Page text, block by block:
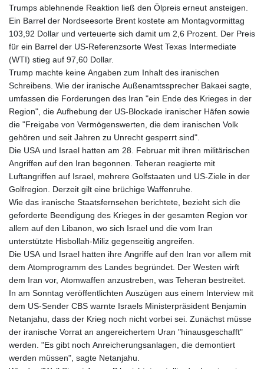
Trumps ablehnende Reaktion ließ den Ölpreis erneut ansteigen.
Ein Barrel der Nordseesorte Brent kostete am Montagvormittag
103,92 Dollar und verteuerte sich damit um 2,6 Prozent. Der Preis
für ein Barrel der US-Referenzsorte West Texas Intermediate
(WTI) stieg auf 97,60 Dollar.
Trump machte keine Angaben zum Inhalt des iranischen
Schreibens. Wie der iranische Außenamtssprecher Bakaei sagte,
umfassen die Forderungen des Iran "ein Ende des Krieges in der
Region", die Aufhebung der US-Blockade iranischer Häfen sowie
die "Freigabe von Vermögenswerten, die dem iranischen Volk
gehören und seit Jahren zu Unrecht gesperrt sind".
Die USA und Israel hatten am 28. Februar mit ihren militärischen
Angriffen auf den Iran begonnen. Teheran reagierte mit
Luftangriffen auf Israel, mehrere Golfstaaten und US-Ziele in der
Golfregion. Derzeit gilt eine brüchige Waffenruhe.
Wie das iranische Staatsfernsehen berichtete, bezieht sich die
geforderte Beendigung des Krieges in der gesamten Region vor
allem auf den Libanon, wo sich Israel und die vom Iran
unterstützte Hisbollah-Miliz gegenseitig angreifen.
Die USA und Israel hatten ihre Angriffe auf den Iran vor allem mit
dem Atomprogramm des Landes begründet. Der Westen wirft
dem Iran vor, Atomwaffen anzustreben, was Teheran bestreitet.
In am Sonntag veröffentlichten Auszügen aus einem Interview mit
dem US-Sender CBS warnte Israels Ministerpräsident Benjamin
Netanjahu, dass der Krieg noch nicht vorbei sei. Zunächst müsse
der iranische Vorrat an angereichertem Uran "hinausgeschafft"
werden. "Es gibt noch Anreicherungsanlagen, die demontiert
werden müssen", sagte Netanjahu.